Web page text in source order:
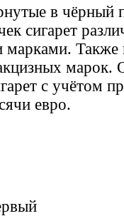
в чёрный
сигарет
марками. Также
марок.
с учётом
евро.